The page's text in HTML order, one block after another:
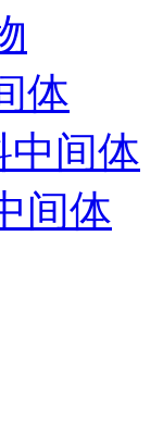
体
中间体
间体